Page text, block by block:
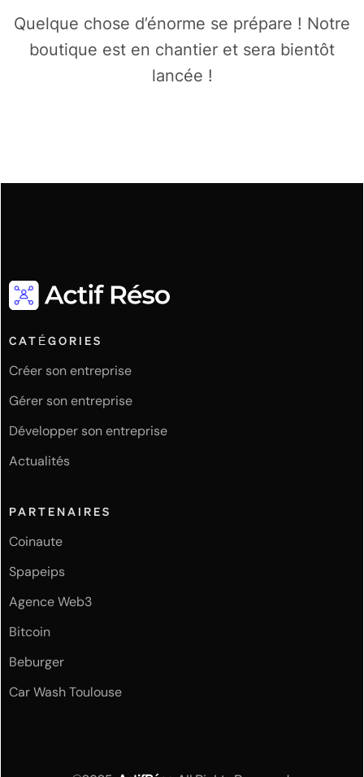
Quelque chose d’énorme se prépare ! Notre
boutique est en chantier et sera bientôt
lancée !
CATÉGORIES
Créer son entreprise
Gérer son entreprise
Développer son entreprise
Actualités
PARTENAIRES
Coinaute
Spapeips
Agence Web3
Bitcoin
Beburger
Car Wash Toulouse